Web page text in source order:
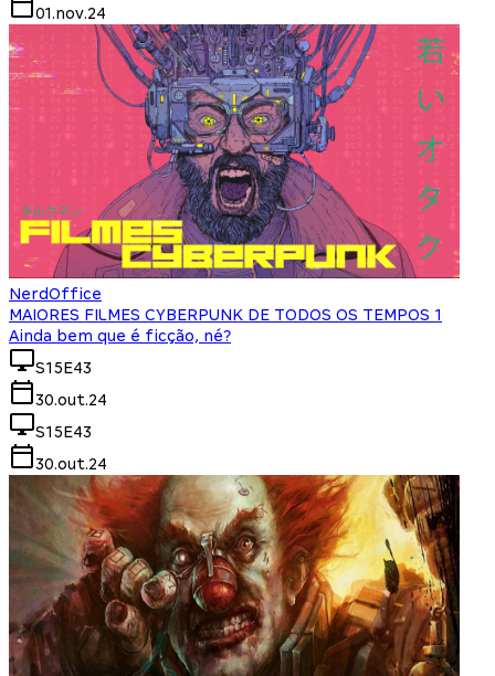
01.nov.24
NerdOffice
MAIORES FILMES CYBERPUNK DE TODOS OS TEMPOS 1
Ainda bem que é ficção, né?
S15E43
30.out.24
S15E43
30.out.24